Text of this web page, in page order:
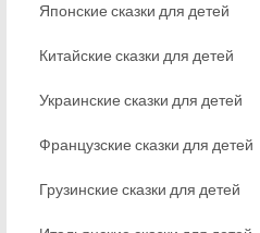
Японские сказки для детей
Китайские сказки для детей
Украинские сказки для детей
Французские сказки для детей
Грузинские сказки для детей